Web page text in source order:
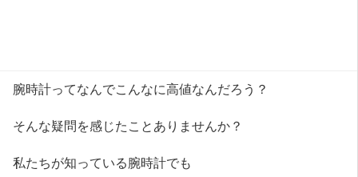
腕時計ってなんでこんなに高値なんだろう？
そんな疑問を感じたことありませんか？
私たちが知っている腕時計でも